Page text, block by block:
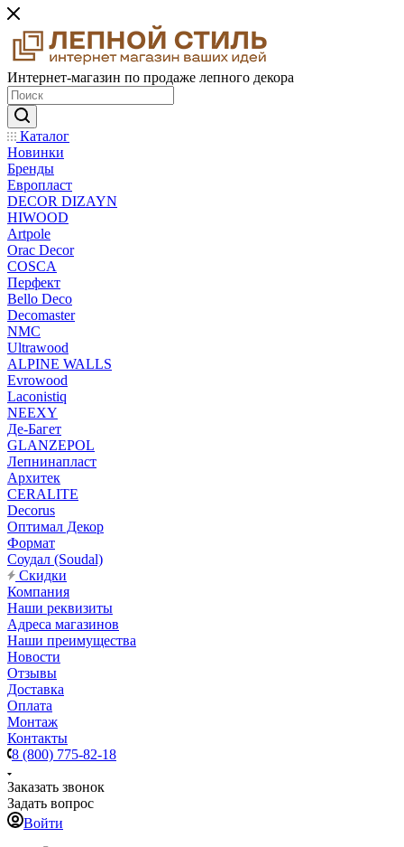
Интернет-магазин по продаже лепного декора
Каталог
Новинки
Бренды
Европласт
DECOR DIZAYN
HIWOOD
Artpole
Orac Decor
COSCA
Перфект
Bello Deco
Decomaster
NMС
Ultrawood
ALPINE WALLS
Evrowood
Laconistiq
NEEXY
Де-Багет
GLANZEPOL
Лепнинапласт
Архитек
CERALITE
Decorus
Оптимал Декор
Формат
Соудал (Soudal)
Скидки
Компания
Наши реквизиты
Адреса магазинов
Наши преимущества
Новости
Отзывы
Доставка
Оплата
Монтаж
Контакты
8 (800) 775-82-18
Заказать звонок
Задать вопрос
Войти